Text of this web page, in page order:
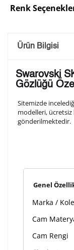
Renk
arka
olduğunuz
1. Satır
3. Satır
Lütfen font
Ürün Bilgisi
Swarovski
Gözlüğü
Sitemizde
modelleri, ücretsiz
gönderilmektedir.
Genel
Marka /
Cam
Cam Rengi